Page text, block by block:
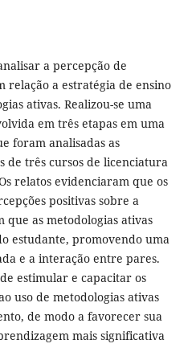
a percepção de
relação a estratégia de ensino
ativas. Realizou-se uma
em três etapas em uma
foram analisadas as
de três cursos de licenciatura
relatos evidenciaram que os
positivas sobre a
as metodologias ativas
estudante, promovendo uma
e a interação entre pares.
estimular e capacitar os
uso de metodologias ativas
de modo a favorecer sua
mais significativa